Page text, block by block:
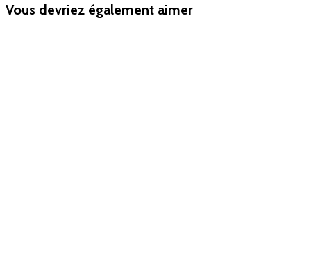
Vous devriez également aimer